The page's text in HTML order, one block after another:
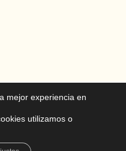
mejor experiencia en
utilizamos o